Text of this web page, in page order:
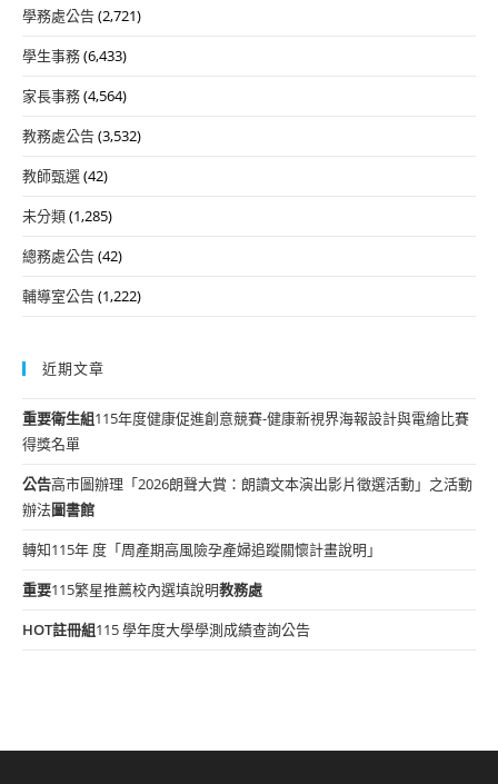
學務處公告(2,721)
學生事務(6,433)
家長事務(4,564)
教務處公告(3,532)
教師甄選(42)
未分類(1,285)
總務處公告(42)
輔導室公告(1,222)
近期文章
重要衛生組115年度健康促進創意競賽-健康新視界海報設計與電繪比賽
得獎名單
公告高市圖辦理「2026朗聲大賞：朗讀文本演出影片徵選活動」之活動
辦法圖書館
轉知115年 度「周產期高風險孕產婦追蹤關懷計畫說明」
重要115繁星推薦校內選填說明教務處
HOT註冊組115 學年度大學學測成績查詢公告